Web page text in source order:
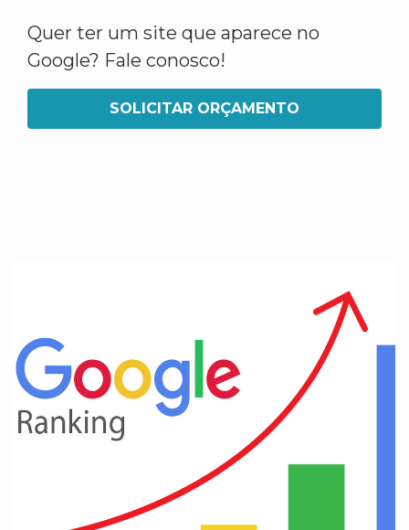
Quer ter um site que aparece no
Google? Fale conosco!
SOLICITAR ORÇAMENTO